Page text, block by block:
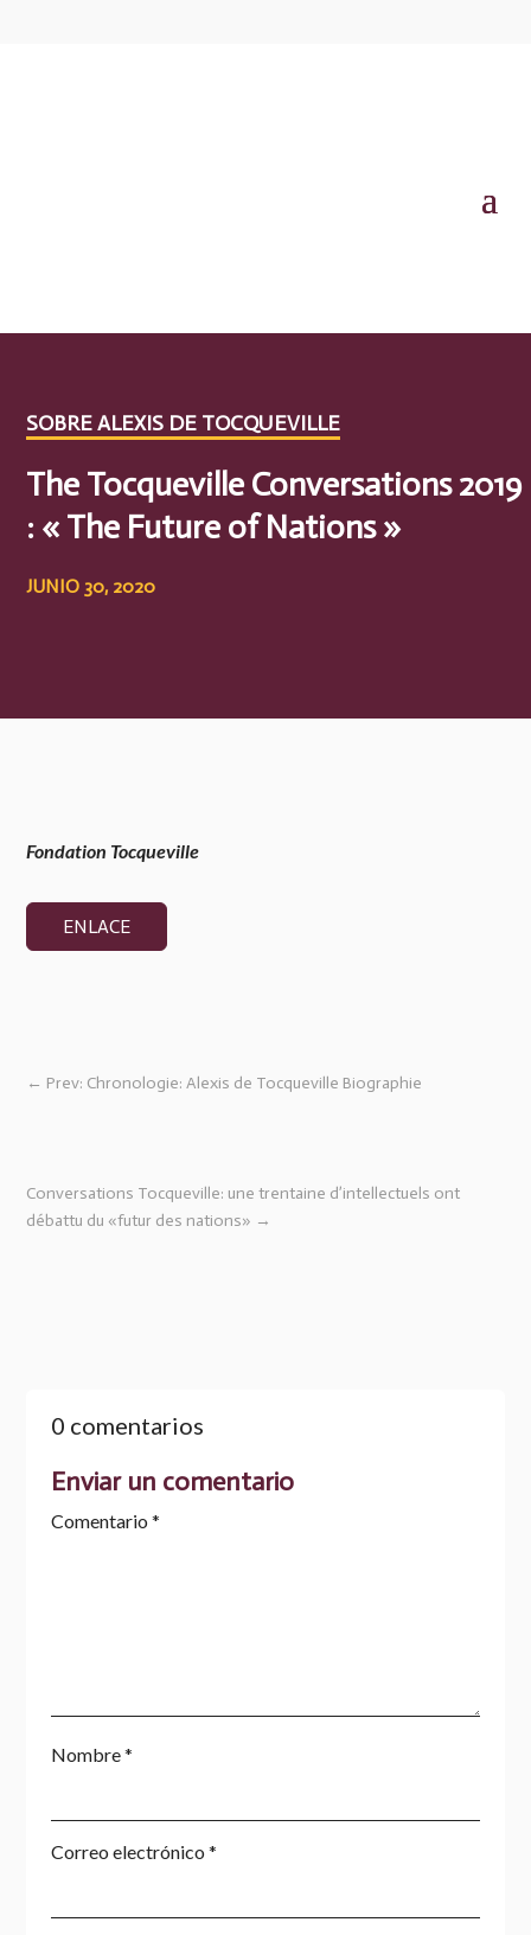
SOBRE ALEXIS DE TOCQUEVILLE
The Tocqueville Conversations 2019
: « The Future of Nations »
JUNIO 30, 2020
Fondation Tocqueville
ENLACE
← Prev: Chronologie: Alexis de Tocqueville Biographie
Conversations Tocqueville: une trentaine d’intellectuels ont
débattu du «futur des nations» →
0 comentarios
Enviar un comentario
Comentario *
Nombre*
Correo electrónico *